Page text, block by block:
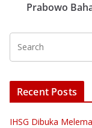
Prabowo
Recent Posts
IHSG Dibuka